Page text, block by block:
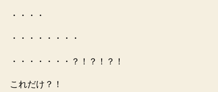
・・・・
・・・・・・・・
・・・・・・・？！？！？！
これだけ？！